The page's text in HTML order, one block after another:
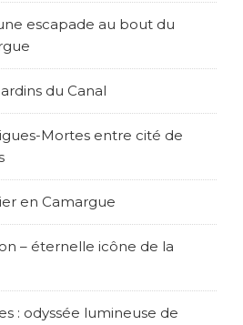
escapade au bout du
du Canal
Mortes entre cité de
en Camargue
– éternelle icône de la
: odyssée lumineuse de